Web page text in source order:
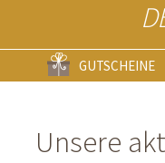
GUTSCHEINE
Unsere